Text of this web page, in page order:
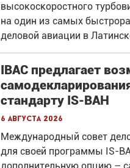
высокоскоростного
на один из самых
деловой авиации в
IBAC предлагает
стандарту IS-BAH
6 августа 2026
Международный совет
для своей программы IS-